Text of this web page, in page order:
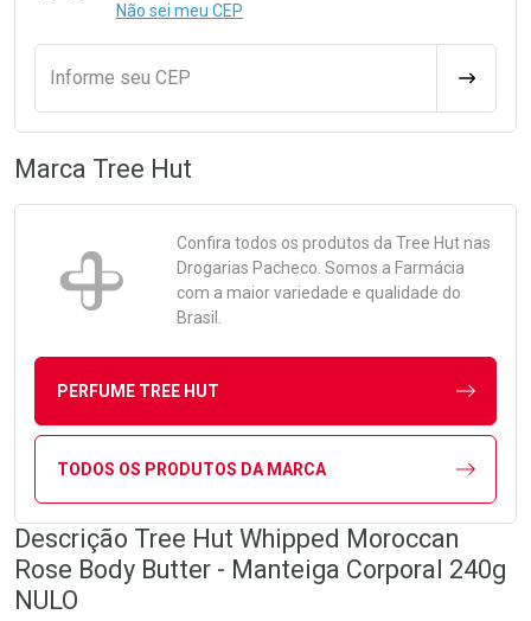
Não sei meu CEP
Informe seu CEP
Marca Tree Hut
Confira todos os produtos da Tree Hutnas
Drogarias Pacheco. Somos a Farmácia
com a maior variedade e qualidade do
Brasil.
PERFUME TREE HUT
TODOS OS PRODUTOS DA MARCA
Descrição Tree Hut Whipped Moroccan
Rose Body Butter - Manteiga Corporal 240g
NULO